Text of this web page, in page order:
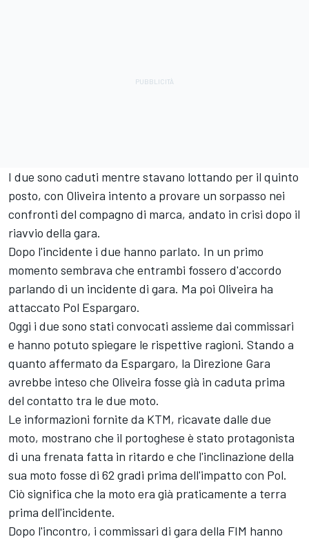
I due sono caduti mentre stavano lottando per il quinto
posto, con Oliveira intento a provare un sorpasso nei
confronti del compagno di marca, andato in crisi dopo il
riavvio della gara.
Dopo l'incidente i due hanno parlato. In un primo
momento sembrava che entrambi fossero d'accordo
parlando di un incidente di gara. Ma poi Oliveira ha
attaccato Pol Espargaro.
Oggi i due sono stati convocati assieme dai commissari
e hanno potuto spiegare le rispettive ragioni. Stando a
quanto affermato da Espargaro, la Direzione Gara
avrebbe inteso che Oliveira fosse già in caduta prima
del contatto tra le due moto.
Le informazioni fornite da KTM, ricavate dalle due
moto, mostrano che il portoghese è stato protagonista
di una frenata fatta in ritardo e che l'inclinazione della
sua moto fosse di 62 gradi prima dell'impatto con Pol.
Ciò significa che la moto era già praticamente a terra
prima dell'incidente.
Dopo l'incontro, i commissari di gara della FIM hanno